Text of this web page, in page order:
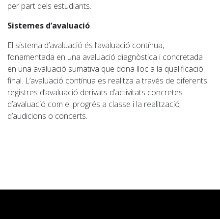
per part dels estudiants.
Sistemes d’avaluació
El sistema d’avaluació és l’avaluació contínua,
fonamentada en una avaluació diagnòstica i concretada
en una avaluació sumativa que dona lloc a la qualificació
final. L’avaluació contínua es realitza a través de diferents
registres d’avaluació derivats d’activitats concretes
d’avaluació com el progrés a classe i la realització
d’audicions o concerts.